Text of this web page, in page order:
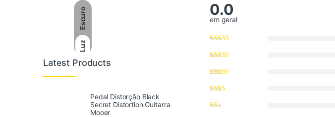
Escuro
Luz
0.0
em geral
Latest Products
Pedal Distorção Black
Secret Distortion Guitarra
Mooer